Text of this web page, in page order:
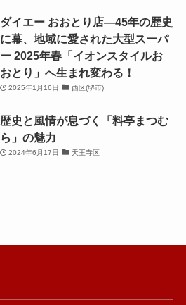
ダイエー おおとり店—45年の歴史
に幕、地域に愛された大型スーパ
ー 2025年春「イオンスタイルお
おとり」へ生まれ変わる！
2025年1月16日 西区(堺市)
歴史と風情が息づく「料亭まつむ
ら」の魅力
2024年6月17日 天王寺区